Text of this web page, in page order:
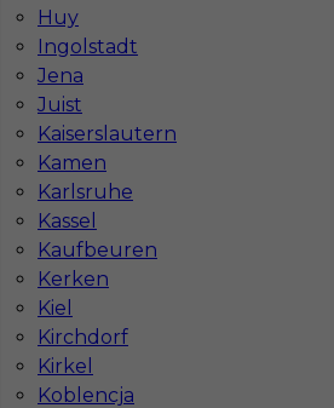
Huy
Ingolstadt
Jena
Juist
Kaiserslautern
Kamen
Karlsruhe
Kassel
Kaufbeuren
Kerken
Kiel
Kirchdorf
Kirkel
Koblencja
Co to jest Gewerbe?
Czy praca w Niemczech na
bezpieczna pod kątem BHP?
Jakie kursy warto zrobić, aby
granicą była lepiej płatna?
Czy praca w Niemczech bez
możliwa?